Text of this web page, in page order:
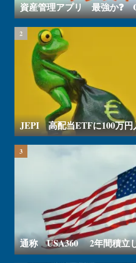
資産管理アプリ 最強か❓
JEPI 高配当ETFに100万円
通称 USA360 2年間積立